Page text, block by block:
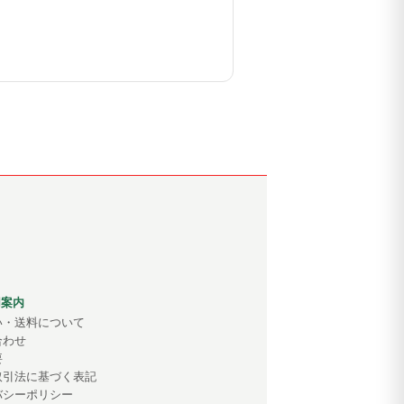
内
・送料について
わせ
引法に基づく表記
シーポリシー